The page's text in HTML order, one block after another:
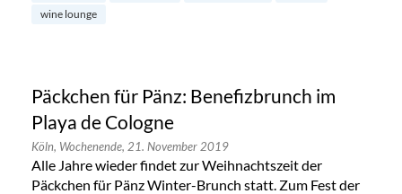
wine lounge
Päckchen für Pänz: Benefizbrunch im
Playa de Cologne
Köln, Wochenende, 21. November 2019
Alle Jahre wieder findet zur Weihnachtszeit der
Päckchen für Pänz Winter-Brunch statt. Zum Fest der